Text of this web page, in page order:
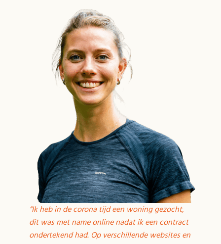
“Ik heb in de corona tijd een woning gezocht,
dit was met name online nadat ik een contract
ondertekend had. Op verschillende websites en